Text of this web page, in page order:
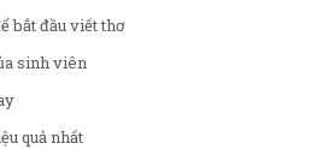
bắt đầu viết thơ
sinh viên
quả nhất